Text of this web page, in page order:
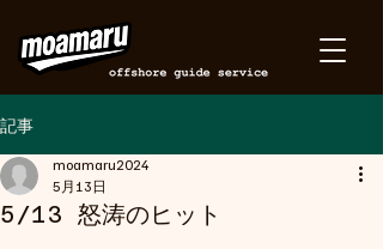
記事
5/13 怒涛のヒット
moamaru2024
5月13日